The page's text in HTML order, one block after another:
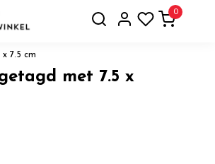
0
x 7.5 cm
met 7.5 x